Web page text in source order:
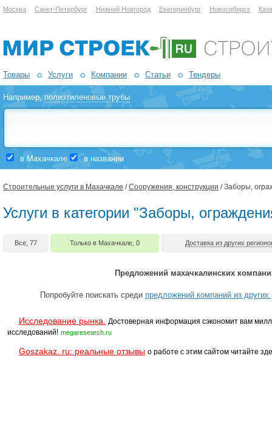
Москва Санкт-Петербург Нижний Новгород Екатеринбург Новосибирск
Товары Услуги Компании Статьи Тендеры
Например,полиэтиленовые трубы
в Махачкале в названии
Строительные услуги в Махачкале /Сооружения, конструкции / Заборы,
Услуги в категории "Заборы,
Все, 77 Только в Махачкале, 0 Доставка из других
Предложений махачкалинских
Попробуйте поискать среди предложений компаний из
Исследование рынка.
Достоверная информация сэкономит вам
исследований! megaresearch.ru
Goszakaz. ru: реальные отзывы о работе с этим сайтом читайте